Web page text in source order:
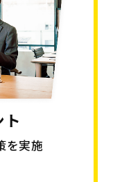
を実施